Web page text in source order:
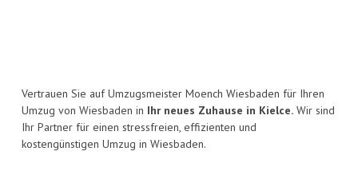
Vertrauen Sie auf Umzugsmeister Moench Wiesbaden für Ihren
Umzug von Wiesbaden in Ihr neues Zuhause in Kielce. Wir sind
Ihr Partner für einen stressfreien, effizienten und
kostengünstigen Umzug in Wiesbaden.